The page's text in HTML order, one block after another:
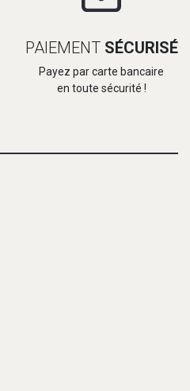
PAIEMENT SÉCURISÉ
Payez par carte bancaire
en toute sécurité !